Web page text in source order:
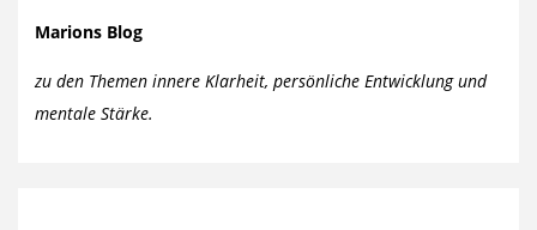
Marions Blog
zu den Themen innere Klarheit, persönliche Entwicklung und
mentale Stärke.